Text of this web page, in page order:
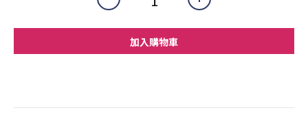
加入購物車